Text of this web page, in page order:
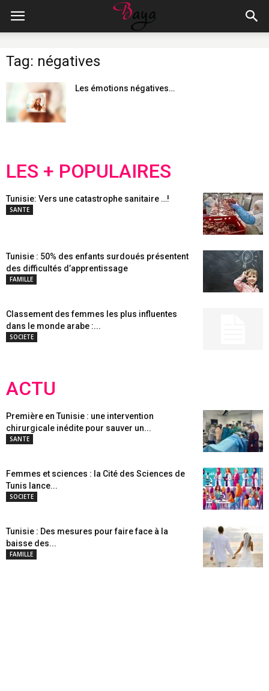
Tag: négatives
Les émotions négatives…
LES + POPULAIRES
Tunisie: Vers une catastrophe sanitaire …!
SANTE
Tunisie : 50% des enfants surdoués présentent
des difficultés d’apprentissage
FAMILLE
Classement des femmes les plus influentes
dans le monde arabe :...
SOCIETE
ACTU
Première en Tunisie : une intervention
chirurgicale inédite pour sauver un...
SANTE
Femmes et sciences : la Cité des Sciences de
Tunis lance...
SOCIETE
Tunisie : Des mesures pour faire face à la
baisse des...
FAMILLE